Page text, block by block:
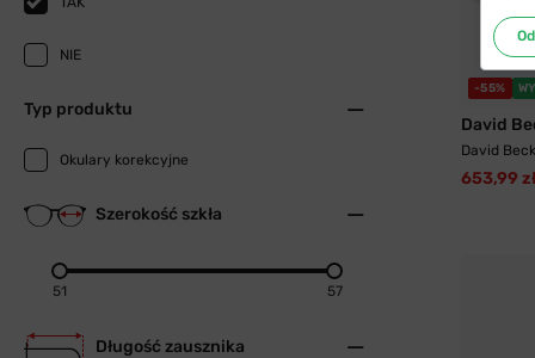
NIE
Typ produktu
Okulary korekcyjne
Szerokość szkła
51 57
Długość zausznika
-55%
David
David
653,99 zł